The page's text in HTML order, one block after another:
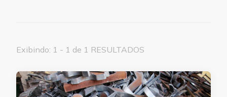
Exibindo: 1 - 1 de 1 RESULTADOS